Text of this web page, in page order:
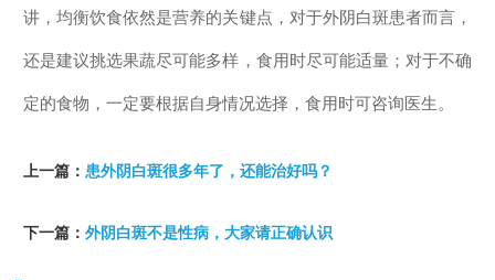
讲，均衡饮食依然是营养的关键点，对于外阴白斑患者而言，
还是建议挑选果蔬尽可能多样，食用时尽可能适量；对于不确
定的食物，一定要根据自身情况选择，食用时可咨询医生。
上一篇： 患外阴白斑很多年了，还能治好吗？
下一篇： 外阴白斑不是性病，大家请正确认识